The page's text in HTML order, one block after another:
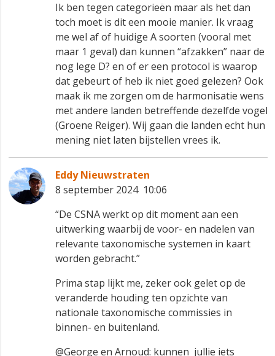
Ik ben tegen categorieën maar als het dan
toch moet is dit een mooie manier. Ik vraag
me wel af of huidige A soorten (vooral met
maar 1 geval) dan kunnen “afzakken” naar de
nog lege D? en of er een protocol is waarop
dat gebeurt of heb ik niet goed gelezen? Ook
maak ik me zorgen om de harmonisatie wens
met andere landen betreffende dezelfde vogel
(Groene Reiger). Wij gaan die landen echt hun
mening niet laten bijstellen vrees ik.
Eddy Nieuwstraten
8 september 2024 10:06
“De CSNA werkt op dit moment aan een
uitwerking waarbij de voor- en nadelen van
relevante taxonomische systemen in kaart
worden gebracht.”
Prima stap lijkt me, zeker ook gelet op de
veranderde houding ten opzichte van
nationale taxonomische commissies in
binnen- en buitenland.
@George en Arnoud: kunnen jullie iets